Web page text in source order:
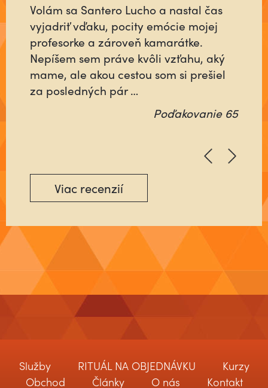
Volám sa Santero Lucho a nastal čas
vyjadriť vďaku, pocity emócie mojej
profesorke a zároveň kamarátke.
Nepíšem sem práve kvôli vzťahu, aký
mame, ale akou cestou som si prešiel
za posledných pár …
Poďakovanie 65
Už ste niekedy stretli človeka, ktorý sa
pre vás do niečoho vloží tak, ako keby
šlo o jeho najbližších alebo o neho
samého? Ktorý nebude rátať čas, ani
energiu minutú vo váš prospech, ale
pôjde na …
Poďakovanie 64
Viac recenzií
Služby RITUÁL NA OBJEDNÁVKU
Kurzy
Obchod
Články O nás Kontakt